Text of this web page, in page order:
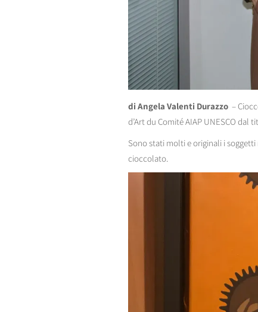
di Angela Valenti Durazzo–
d’Art du Comité AIAP UNESCO dal
Sono stati molti e originali i
cioccolato.